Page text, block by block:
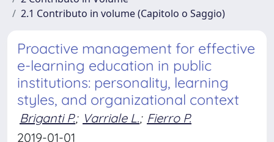
2.1 Contributo in volume (Capitolo o Saggio)
Proactive management for effective
e-learning education in public
institutions: personality, learning
styles, and organizational context
Briganti P.; Varriale L.; Fierro P.
2019-01-01